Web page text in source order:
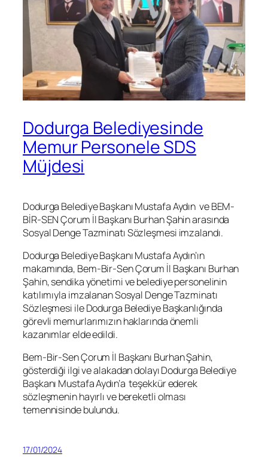
Dodurga Belediyesinde
Memur Personele SDS
Müjdesi
Dodurga Belediye Başkanı Mustafa Aydın ve BEM-
BİR-SEN Çorum İl Başkanı Burhan Şahin arasında
Sosyal Denge Tazminatı Sözleşmesi imzalandı.
Dodurga Belediye Başkanı Mustafa Aydın’ın
makamında, Bem-Bir-Sen Çorum İl Başkanı Burhan
Şahin, sendika yönetimi ve belediye personelinin
katılımıyla imzalanan Sosyal Denge Tazminatı
Sözleşmesi ile Dodurga Belediye Başkanlığında
görevli memurlarımızın haklarında önemli
kazanımlar elde edildi.
Bem-Bir-Sen Çorum İl Başkanı Burhan Şahin,
gösterdiği ilgi ve alakadan dolayı Dodurga Belediye
Başkanı Mustafa Aydın’a teşekkür ederek
sözleşmenin hayırlı ve bereketli olması
temennisinde bulundu.
17/01/2024